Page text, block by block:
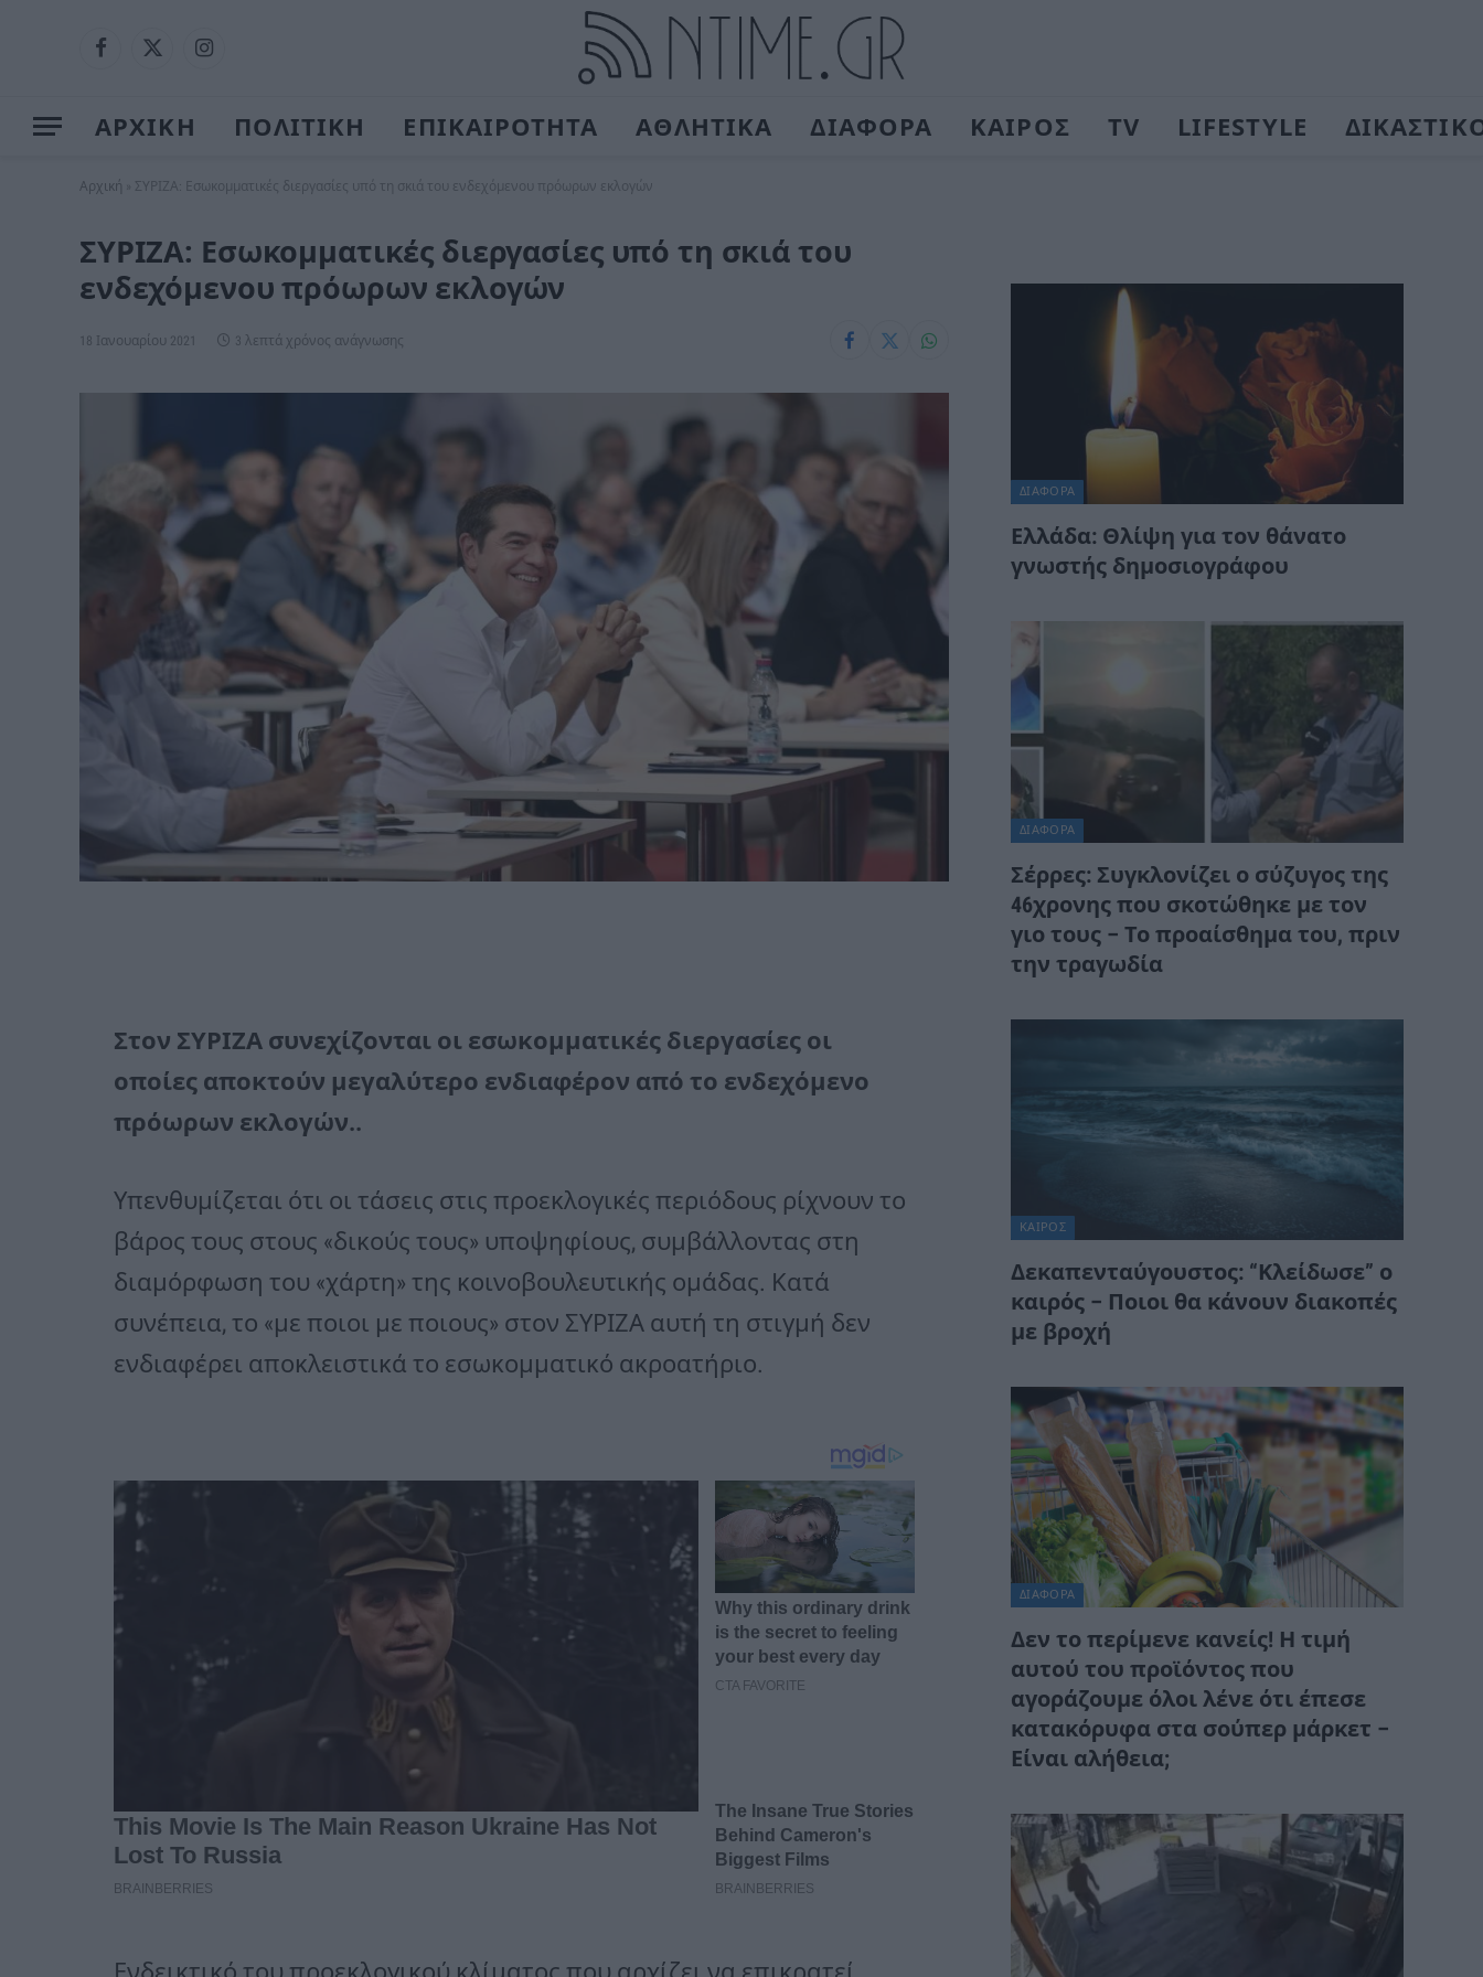
Facebook
X
Instagram
ΑΡΧΙΚΗ ΠΟΛΙΤΙΚΗ ΕΠΙΚΑΙΡΟΤΗΤΑ ΑΘΛΗΤΙΚΑ ΔΙΑΦΟΡΑ ΚΑΙΡΟΣ TV LIFESTYLE
Αρχική ΣΥΡΙΖΑ: Εσωκομματικές διεργασίες υπό τη σκιά του ενδεχόμενου πρόωρων εκλογών
ΣΥΡΙΖΑ: Εσωκομματικές διεργασίες υπό τη σκιά του
ενδεχόμενου πρόωρων εκλογών
18 Ιανουαρίου 2021 3 λεπτά χρόνος ανάγνωσης
Στον ΣΥΡΙΖΑ συνεχίζονται οι εσωκομματικές διεργασίες οι
οποίες αποκτούν μεγαλύτερο ενδιαφέρον από το ενδεχόμενο
πρόωρων εκλογών..
Υπενθυμίζεται ότι οι τάσεις στις προεκλογικές περιόδους ρίχνουν το
βάρος τους στους «δικούς τους» υποψηφίους, συμβάλλοντας στη
διαμόρφωση του «χάρτη» της κοινοβουλευτικής ομάδας. Κατά
συνέπεια, το «με ποιοι με ποιους» στον ΣΥΡΙΖΑ αυτή τη στιγμή δεν
ενδιαφέρει αποκλειστικά το εσωκομματικό ακροατήριο.
ΔΙΆΦΟΡΑ
Ελλάδα: Θλίψη για τον θάνατο
γνωστής δημοσιογράφου
ΔΙΆΦΟΡΑ
Σέρρες: Συγκλονίζει ο σύζυγος της
46χρονης που σκοτώθηκε με τον
γιο τους – Το προαίσθημα του, πριν
την τραγωδία
ΚΑΙΡΌΣ
Δεκαπενταύγουστος: “Κλείδωσε” ο
καιρός – Ποιοι θα κάνουν διακοπές
με βροχή
ΔΙΆΦΟΡΑ
Δεν το περίμενε κανείς! Η τιμή
αυτού του προϊόντος που
αγοράζουμε όλοι λένε ότι έπεσε
κατακόρυφα στα σούπερ μάρκετ –
Είναι αλήθεια;